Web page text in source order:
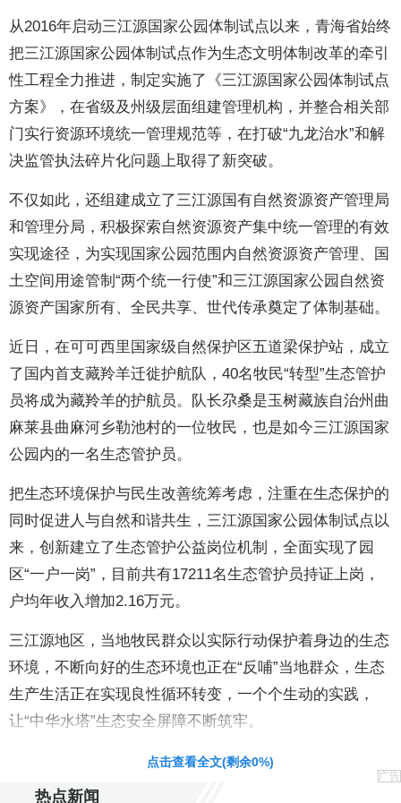
从2016年启动三江源国家公园体制试点以来，青海省始终
把三江源国家公园体制试点作为生态文明体制改革的牵引
性工程全力推进，制定实施了《三江源国家公园体制试点
方案》，在省级及州级层面组建管理机构，并整合相关部
门实行资源环境统一管理规范等，在打破“九龙治水”和解
决监管执法碎片化问题上取得了新突破。
不仅如此，还组建成立了三江源国有自然资源资产管理局
和管理分局，积极探索自然资源资产集中统一管理的有效
实现途径，为实现国家公园范围内自然资源资产管理、国
土空间用途管制“两个统一行使”和三江源国家公园自然资
源资产国家所有、全民共享、世代传承奠定了体制基础。
近日，在可可西里国家级自然保护区五道梁保护站，成立
了国内首支藏羚羊迁徙护航队，40名牧民“转型”生态管护
员将成为藏羚羊的护航员。队长尕桑是玉树藏族自治州曲
麻莱县曲麻河乡勒池村的一位牧民，也是如今三江源国家
公园内的一名生态管护员。
把生态环境保护与民生改善统筹考虑，注重在生态保护的
同时促进人与自然和谐共生，三江源国家公园体制试点以
来，创新建立了生态管护公益岗位机制，全面实现了园
区“一户一岗”，目前共有17211名生态管护员持证上岗，
户均年收入增加2.16万元。
三江源地区，当地牧民群众以实际行动保护着身边的生态
环境，不断向好的生态环境也正在“反哺”当地群众，生态
生产生活正在实现良性循环转变，一个个生动的实践，
让“中华水塔”生态安全屏障不断筑牢。
点击查看全文(剩余0%)
广告
热点新闻